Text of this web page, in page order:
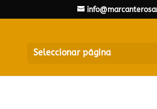
Seleccionar página